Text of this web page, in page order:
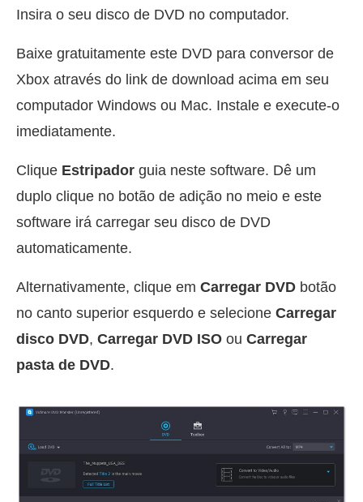
Insira o seu disco de DVD no computador.
Baixe gratuitamente este DVD para conversor de
Xbox através do link de download acima em seu
computador Windows ou Mac. Instale e execute-o
imediatamente.
Clique Estripador guia neste software. Dê um
duplo clique no botão de adição no meio e este
software irá carregar seu disco de DVD
automaticamente.
Alternativamente, clique em Carregar DVD botão
no canto superior esquerdo e selecione Carregar
disco DVD, Carregar DVD ISO ou Carregar
pasta de DVD.